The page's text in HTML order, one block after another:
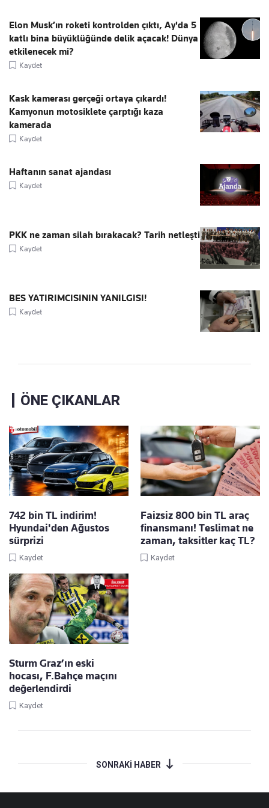
Elon Musk’ın roketi kontrolden çıktı, Ay'da 5
katlı bina büyüklüğünde delik açacak! Dünya
etkilenecek mi?
Kaydet
Kask kamerası gerçeği ortaya çıkardı!
Kamyonun motosiklete çarptığı kaza
kamerada
Kaydet
Haftanın sanat ajandası
Kaydet
PKK ne zaman silah bırakacak? Tarih netleşti
Kaydet
BES YATIRIMCISININ YANILGISI!
Kaydet
ÖNE ÇIKANLAR
742 bin TL indirim!
Hyundai'den Ağustos
sürprizi
Kaydet
Faizsiz 800 bin TL araç
finansmanı! Teslimat ne
zaman, taksitler kaç TL?
Kaydet
Sturm Graz’ın eski
hocası, F.Bahçe maçını
değerlendirdi
Kaydet
SONRAKİ HABER